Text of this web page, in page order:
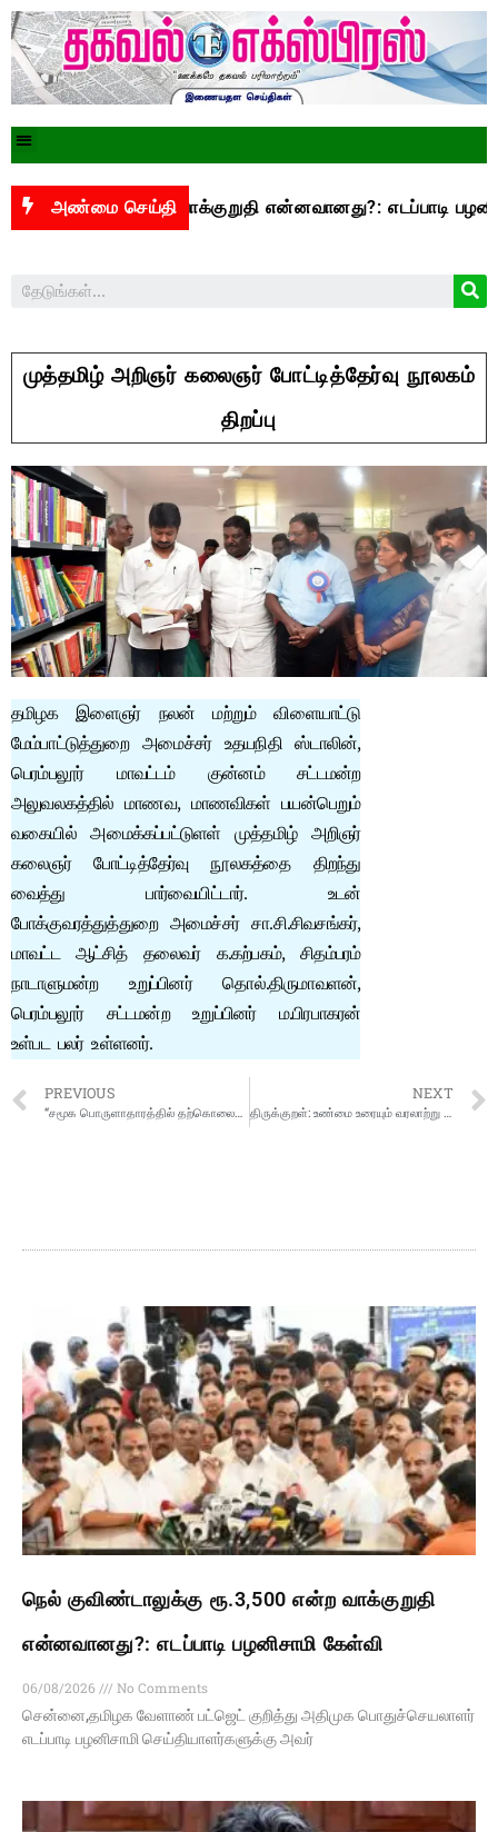
அண்மை செய்தி
என்ற வாக்குறுதி என்னவானது?: எடப்பாடி பழனிசாமி
முத்தமிழ் அறிஞர் கலைஞர் போட்டித்தேர்வு நூலகம்
திறப்பு
தமிழக இளைஞர் நலன் மற்றும் விளையாட்டு
மேம்பாட்டுத்துறை அமைச்சர் உதயநிதி ஸ்டாலின்,
பெரம்பலூர் மாவட்டம் குன்னம் சட்டமன்ற
அலுவலகத்தில் மாணவ, மாணவிகள் பயன்பெறும்
வகையில் அமைக்கப்பட்டுளள் முத்தமிழ் அறிஞர்
கலைஞர் போட்டித்தேர்வு நூலகத்தை திறந்து
வைத்து பார்வையிட்டார். உடன்
போக்குவரத்துத்துறை அமைச்சர் சா.சி.சிவசங்கர்,
மாவட்ட ஆட்சித் தலைவர் க.கற்பகம், சிதம்பரம்
நாடாளுமன்ற உறுப்பினர் தொல்.திருமாவளன்,
பெரம்பலூர் சட்டமன்ற உறுப்பினர் ம.பிரபாகரன்
உள்பட பலர் உள்ளனர்.
PREVIOUS NEXT
நெல் குவிண்டாலுக்கு ரூ.3,500 என்ற வாக்குறுதி
என்னவானது?: எடப்பாடி பழனிசாமி கேள்வி
06/08/2026
No Comments
சென்னை,தமிழக வேளாண் பட்ஜெட் குறித்து அதிமுக பொதுச்செயலாளர்
எடப்பாடி பழனிசாமி செய்தியாளர்களுக்கு அவர்